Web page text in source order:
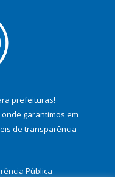
prefeituras!
garantimos em
de transparência
Pública